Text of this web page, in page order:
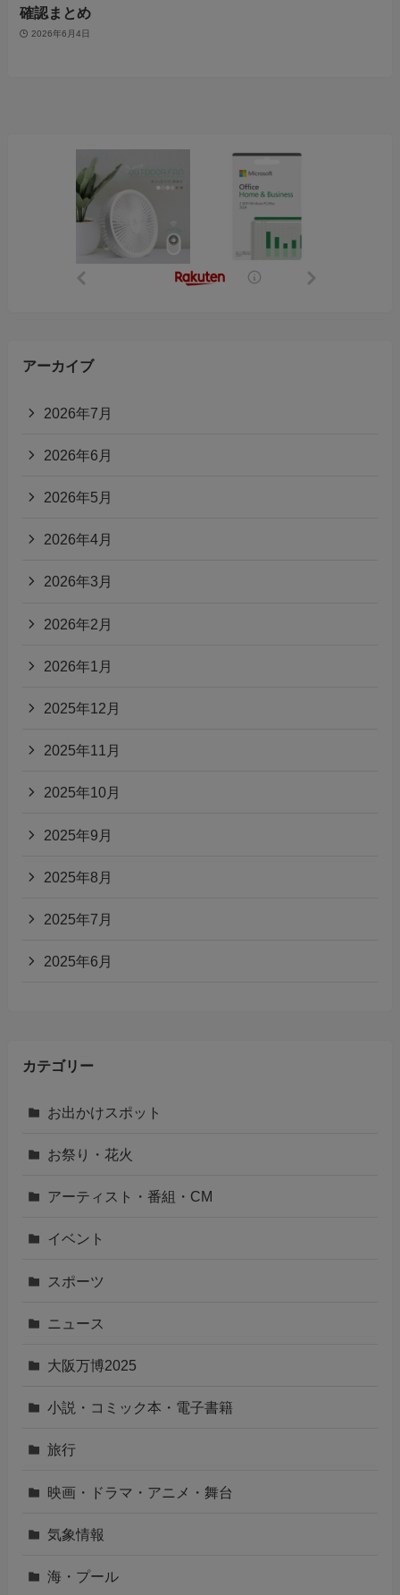
確認まとめ
2026年6月4日
アーカイブ
2026年7月
2026年6月
2026年5月
2026年4月
2026年3月
2026年2月
2026年1月
2025年12月
2025年11月
2025年10月
2025年9月
2025年8月
2025年7月
2025年6月
カテゴリー
お出かけスポット
お祭り・花火
アーティスト・番組・CM
イベント
スポーツ
ニュース
大阪万博2025
小説・コミック本・電子書籍
旅行
映画・ドラマ・アニメ・舞台
気象情報
海・プール